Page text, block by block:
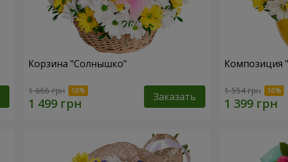
Корзина "Солнышко"
1 666 грн Заказать
Композиция
1 554 грн